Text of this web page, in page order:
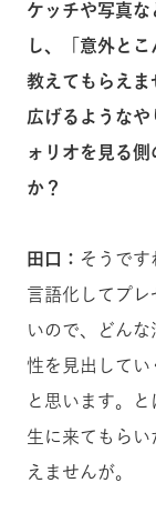
ケッチや写真
し、「意外と
教えてもらえま
広げるような
ォリオを見る
か？
田口： そうで
言語化してプ
いので、どん
性を見出して
と思います。
生に来てもら
えませんが。